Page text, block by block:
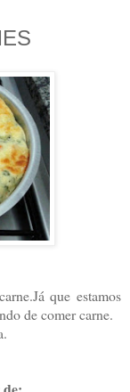
que estamos
de comer carne.